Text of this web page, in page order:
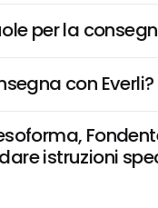
per la
con Everli?
istruzioni